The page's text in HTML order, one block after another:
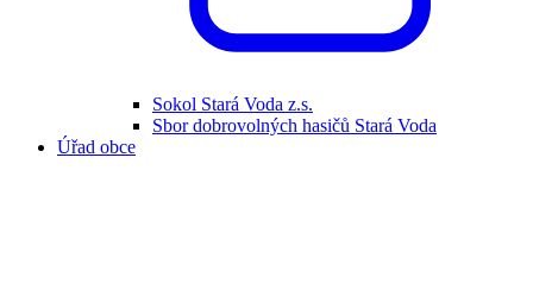
Sokol Stará Voda z.s.
Sbor dobrovolných hasičů Stará Voda
Úřad obce